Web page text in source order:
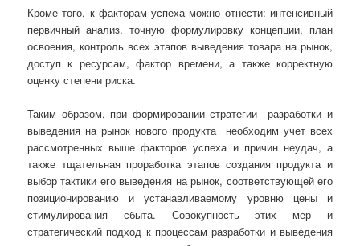
Кроме того, к факторам успеха можно отнести: интенсивный
первичный анализ, точную формулировку концепции, план
освоения, контроль всех этапов выведения товара на рынок,
доступ к ресурсам, фактор времени, а также корректную
оценку степени риска.
Таким образом, при формировании стратегии разработки и
выведения на рынок нового продукта необходим учет всех
рассмотренных выше факторов успеха и причин неудач, а
также тщательная проработка этапов создания продукта и
выбор тактики его выведения на рынок, соответствующей его
позиционированию и устанавливаемому уровню цены и
стимулирования сбыта. Совокупность этих мер и
стратегический подход к процессам разработки и выведения